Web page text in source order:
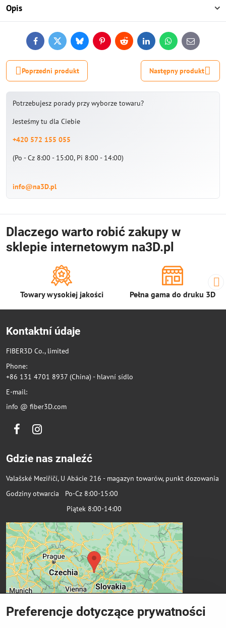
Opis
FacebookTwitterBlueskyPinterestReddit LinkedInWhatsApp
E-
mail
Poprzedni produkt Następny produkt
Potrzebujesz porady przy wyborze towaru?
Jesteśmy tu dla Ciebie
+420 572 155 055
(Po - Cz 8:00 - 15:00, Pi 8:00 - 14:00)
info@na3D.pl
Dlaczego warto robić zakupy w
sklepie internetowym na3D.pl
Towary wysokiej jakości Pełna gama do druku 3D
Kontaktní údaje
FIBER3D Co., limited
Phone:
+86 131 4701 8937 (China) - hlavní sídlo
E-mail:
info @ fiber3D.com
FacebookInstagram
Gdzie nas znaleźć
Valašské Meziříčí, U Abácie 216 - magazyn towarów, punkt dozowania
Godziny otwarcia Po-Cz 8:00-15:00
Piątek 8:00-14:00
Preferencje dotyczące prywatności